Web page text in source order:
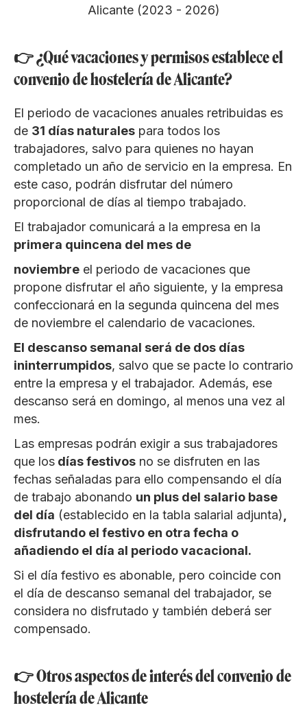
Alicante (2023 - 2026)
👉 ¿Qué vacaciones y permisos establece el
convenio de hostelería de Alicante?
El periodo de vacaciones anuales retribuidas es
de 31 días naturales para todos los
trabajadores, salvo para quienes no hayan
completado un año de servicio en la empresa. En
este caso, podrán disfrutar del número
proporcional de días al tiempo trabajado.
El trabajador comunicará a la empresa en la
primera quincena del mes de
noviembre el periodo de vacaciones que
propone disfrutar el año siguiente, y la empresa
confeccionará en la segunda quincena del mes
de noviembre el calendario de vacaciones.
El descanso semanal será de dos días
ininterrumpidos, salvo que se pacte lo contrario
entre la empresa y el trabajador. Además, ese
descanso será en domingo, al menos una vez al
mes.
Las empresas podrán exigir a sus trabajadores
que los días festivos no se disfruten en las
fechas señaladas para ello compensando el día
de trabajo abonando un plus del salario base
del día (establecido en la tabla salarial adjunta)
disfrutando el festivo en otra fecha o
añadiendo el día al periodo vacacional.
Si el día festivo es abonable, pero coincide con
el día de descanso semanal del trabajador, se
considera no disfrutado y también deberá ser
compensado.
👉 Otros aspectos de interés del convenio de
hostelería de Alicante